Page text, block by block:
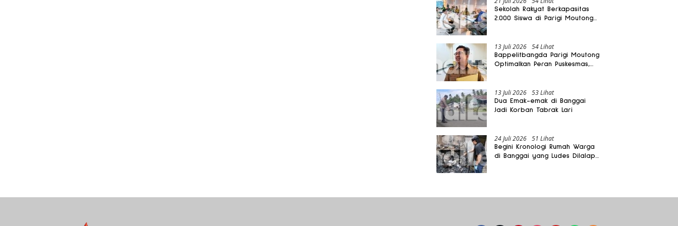
Sekolah Rakyat Berkapasitas
2.000 Siswa di Parigi Moutong
13 Juli 2026 54 Lihat
Bappelitbangda Parigi Moutong
Optimalkan Peran Puskesmas,
13 Juli 2026 53 Lihat
Dua Emak-emak di Banggai
Jadi Korban Tabrak Lari
24 Juli 2026 51 Lihat
Begini Kronologi Rumah Warga
di Banggai yang Ludes Dilalap